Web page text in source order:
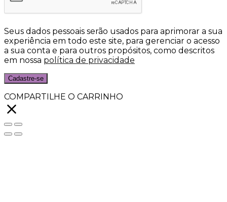
Seus dados pessoais serão usados para aprimorar a sua
experiência em todo este site, para gerenciar o acesso
a sua conta e para outros propósitos, como descritos
em nossa política de privacidade
Cadastre-se
COMPARTILHE O CARRINHO